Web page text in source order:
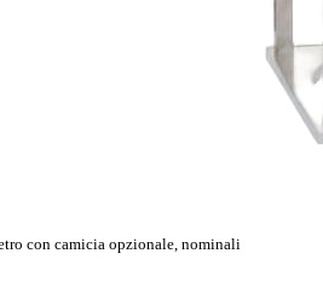
con camicia opzionale, nominali